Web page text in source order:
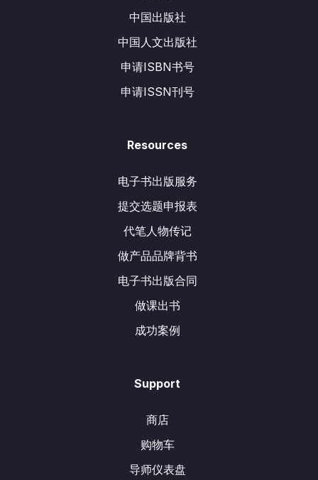
中国出版社
中国人文出版社
申请ISBN书号
申请ISSN刊号
Resources
电子书出版服务
提交选题申报表
代笔人物传记
做产品品牌背书
电子书出版合同
做课出书
成功案例
Support
商店
购物车
导师仪表盘